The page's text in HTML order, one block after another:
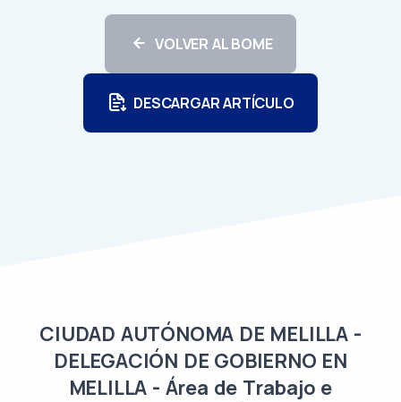
VOLVER AL BOME
DESCARGAR ARTÍCULO
CIUDAD AUTÓNOMA DE MELILLA -
DELEGACIÓN DE GOBIERNO EN
MELILLA - Área de Trabajo e